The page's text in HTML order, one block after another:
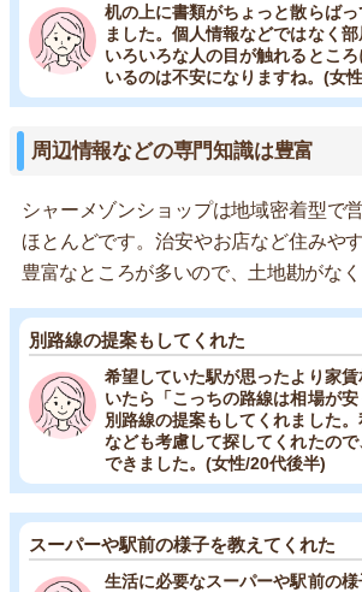
机の上に書類がちょっと散らば
ました。個人情報などではなく部
いろいろな人の目が触れるとこ
いるのは不安になりますね。(女
周辺情報などの専門知識は豊富
シャーメゾンショップは地域密着型で
ほとんどです。治安やお店など住みや
豊富なところが多いので、土地勘がなく
別路線の提案もしてくれた
希望していた駅が思ったより家
いたら「こっちの路線は相場が
別路線の提案もしてくれました
なども考慮して探してくれたの
できました。(女性/20代後半)
スーパーや駅前の様子を教えてくれた
生活に必要なスーパーや駅前の